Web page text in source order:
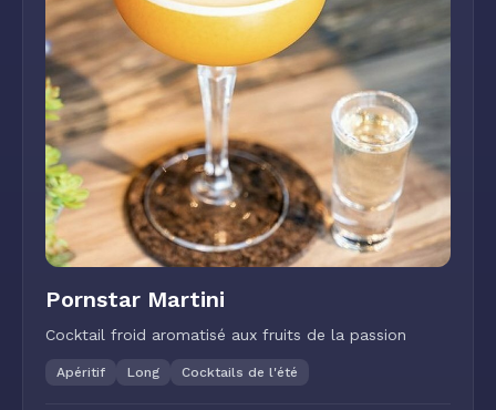
Pornstar Martini
Cocktail froid aromatisé aux fruits de la passion
Apéritif Long Cocktails de l'été